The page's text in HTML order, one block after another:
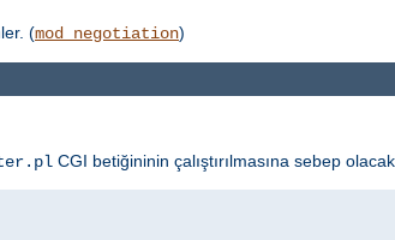
(mod_negotiation)
CGI betiğininin çalıştırılmasına sebep